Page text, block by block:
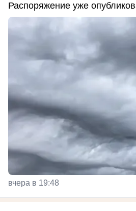
Распоряжение уже
вчера в 19:48